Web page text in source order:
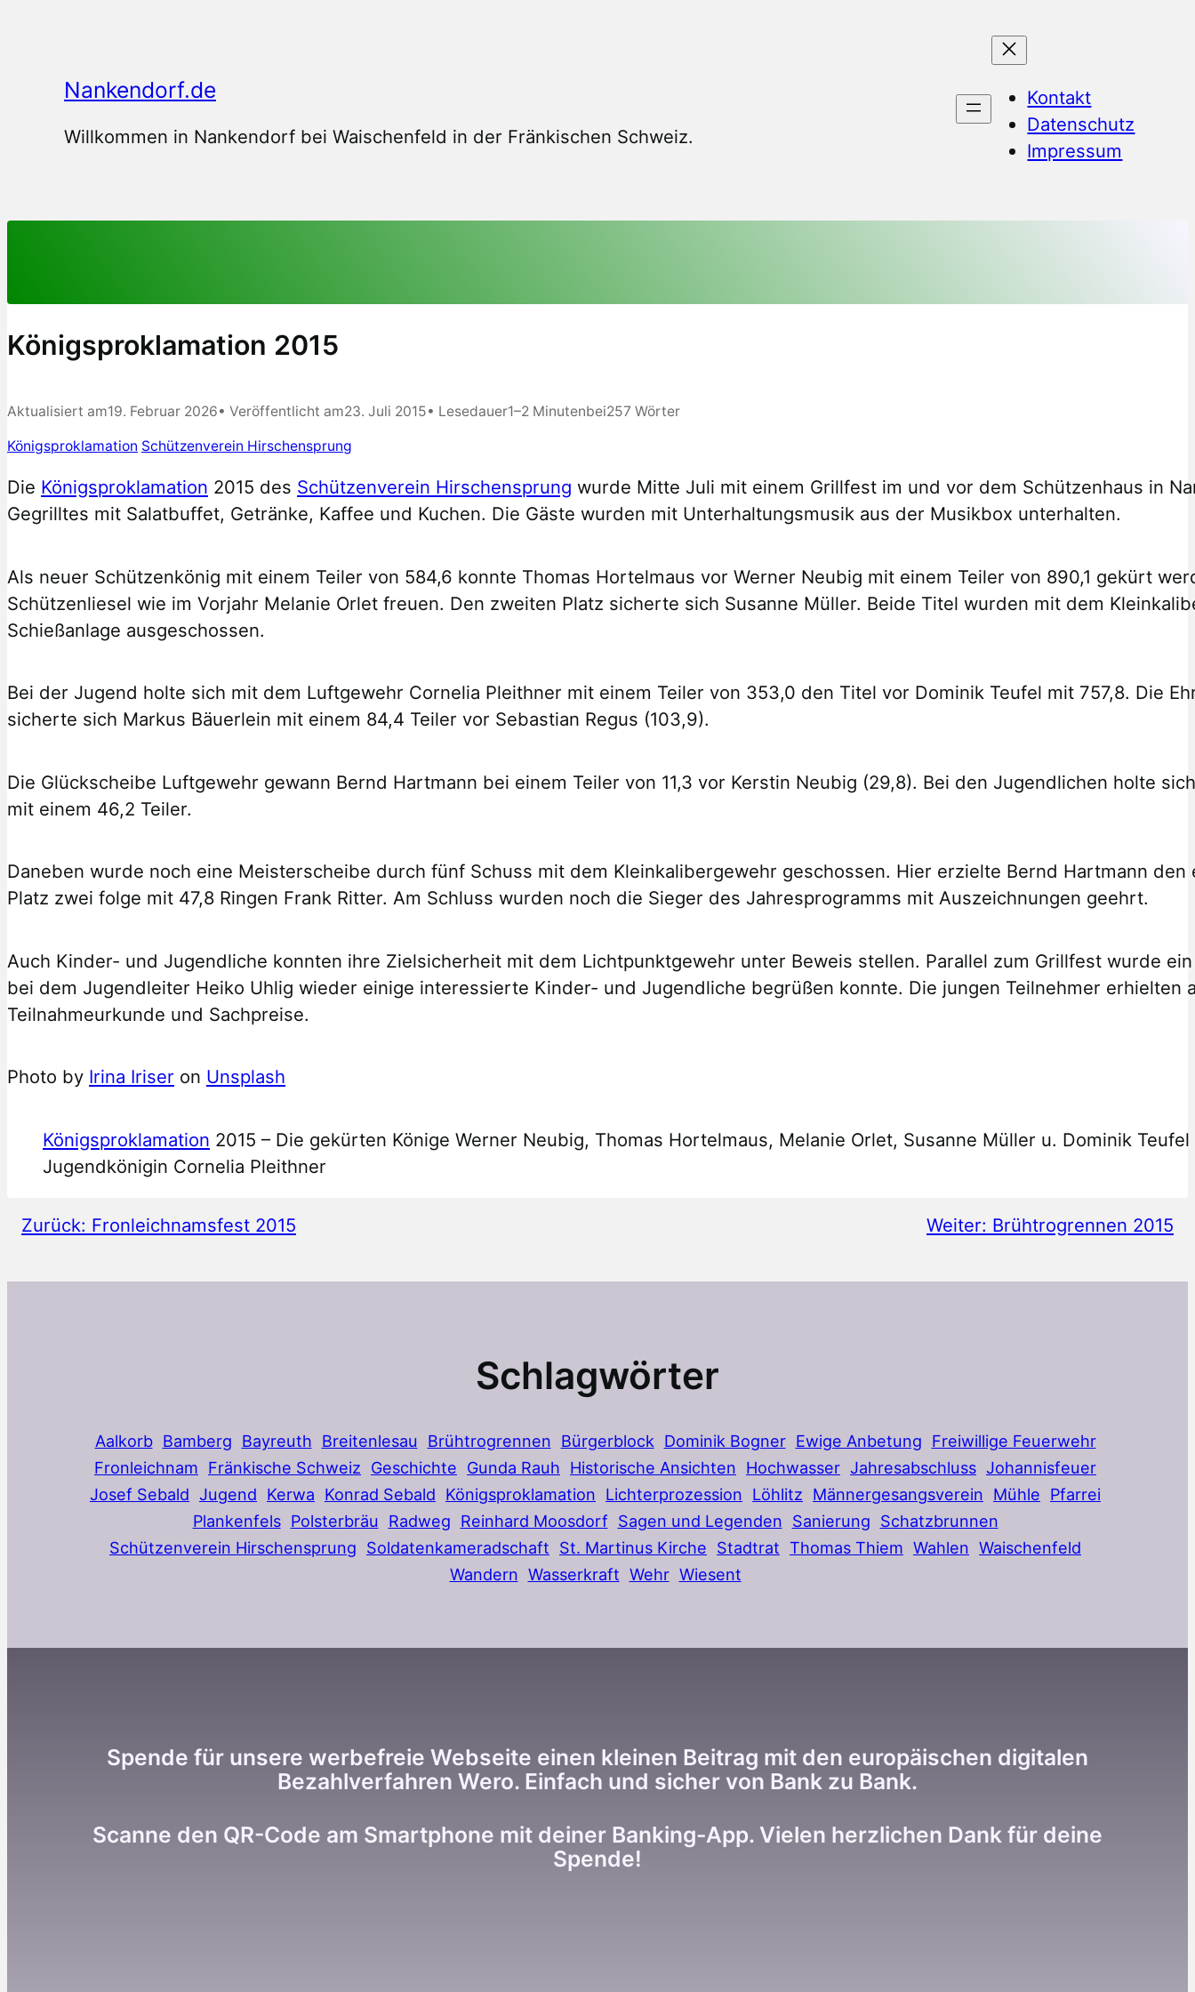
Nankendorf.de
Willkommen in Nankendorf bei Waischenfeld in der Fränkischen Schweiz.
Kontakt
Datenschutz
Impressum
Königsproklamation 2015
Aktualisiert am19. Februar 2026• Veröffentlicht am23. Juli 2015• Lesedauer1–2 Minutenbei257 Wörter
Königsproklamation Schützenverein Hirschensprung
Die Königsproklamation 2015 des Schützenverein Hirschensprung wurde Mitte Juli mit einem Grillfest im und vor dem Schützenhaus in
Gegrilltes mit Salatbuffet, Getränke, Kaffee und Kuchen. Die Gäste wurden mit Unterhaltungsmusik aus der Musikbox unterhalten.
Als neuer Schützenkönig mit einem Teiler von 584,6 konnte Thomas Hortelmaus vor Werner Neubig mit einem Teiler von 890,1 gekürt
Schützenliesel wie im Vorjahr Melanie Orlet freuen. Den zweiten Platz sicherte sich Susanne Müller. Beide Titel wurden mit dem
Schießanlage ausgeschossen.
Bei der Jugend holte sich mit dem Luftgewehr Cornelia Pleithner mit einem Teiler von 353,0 den Titel vor Dominik Teufel mit 757,8. Die
sicherte sich Markus Bäuerlein mit einem 84,4 Teiler vor Sebastian Regus (103,9).
Die Glückscheibe Luftgewehr gewann Bernd Hartmann bei einem Teiler von 11,3 vor Kerstin Neubig (29,8). Bei den Jugendlichen holte
mit einem 46,2 Teiler.
Daneben wurde noch eine Meisterscheibe durch fünf Schuss mit dem Kleinkalibergewehr geschossen. Hier erzielte Bernd Hartmann den
Platz zwei folge mit 47,8 Ringen Frank Ritter. Am Schluss wurden noch die Sieger des Jahresprogramms mit Auszeichnungen geehrt.
Auch Kinder- und Jugendliche konnten ihre Zielsicherheit mit dem Lichtpunktgewehr unter Beweis stellen. Parallel zum Grillfest wurde
bei dem Jugendleiter Heiko Uhlig wieder einige interessierte Kinder- und Jugendliche begrüßen konnte. Die jungen Teilnehmer erhielten
Teilnahmeurkunde und Sachpreise.
Photo by Irina Iriser on Unsplash
Königsproklamation 2015 – Die gekürten Könige Werner Neubig, Thomas Hortelmaus, Melanie Orlet, Susanne Müller u. Dominik
Jugendkönigin Cornelia Pleithner
Zurück: Fronleichnamsfest 2015 Weiter: Brühtrogrennen 2015
Schlagwörter
Aalkorb Bamberg Bayreuth Breitenlesau Brühtrogrennen Bürgerblock Dominik Bogner Ewige Anbetung Freiwillige Feuerwehr
Fronleichnam Fränkische Schweiz Geschichte Gunda Rauh Historische Ansichten Hochwasser Jahresabschluss Johannisfeuer
Josef Sebald Jugend Kerwa Konrad Sebald Königsproklamation Lichterprozession Löhlitz Männergesangsverein Mühle Pfarrei
Plankenfels Polsterbräu Radweg Reinhard Moosdorf Sagen und Legenden Sanierung Schatzbrunnen
Schützenverein Hirschensprung Soldatenkameradschaft St. Martinus Kirche Stadtrat Thomas Thiem Wahlen Waischenfeld
Wandern Wasserkraft Wehr Wiesent
Spende für unsere werbefreie Webseite einen kleinen Beitrag mit den europäischen digitalen
Bezahlverfahren Wero. Einfach und sicher von Bank zu Bank.
Scanne den QR-Code am Smartphone mit deiner Banking-App. Vielen herzlichen Dank für deine
Spende!